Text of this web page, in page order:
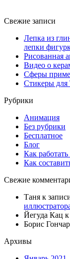
Свежие записи
Лепка из
лепки
Рисованная
Видео о
Сферы
Стикеры для
Рубрики
Анимация
Без рубрики
Бесплатное
Блог
Как
Как
Свежие
Таня к
Йегуда Кац
Борис
Архивы